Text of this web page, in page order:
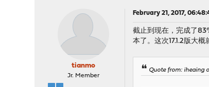
tianmo
Jr. Member
February 21, 2017,
截止到现在，完成了
本了。这次17.1.2版大
Quote from: iheaing